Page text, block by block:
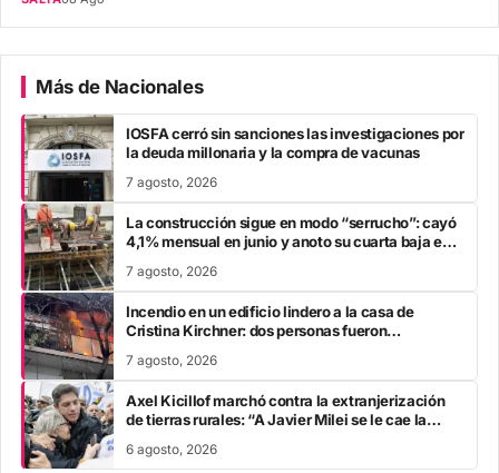
Más de Nacionales
IOSFA cerró sin sanciones las investigaciones por
la deuda millonaria y la compra de vacunas
7 agosto, 2026
La construcción sigue en modo “serrucho”: cayó
4,1% mensual en junio y anoto su cuarta baja en
7 agosto, 2026
Incendio en un edificio lindero a la casa de
Cristina Kirchner: dos personas fueron
7 agosto, 2026
Axel Kicillof marchó contra la extranjerización
de tierras rurales: “A Javier Milei se le cae la
6 agosto, 2026